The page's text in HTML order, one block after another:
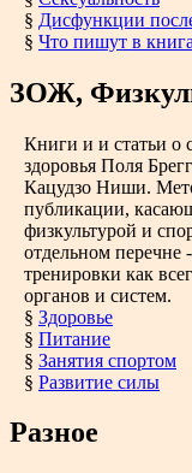
§ Дисфункции
§ Что пишут в
ЗОЖ,
Книги и и статьи о
здоровья Поля
Кацудзо Ниши.
публикации,
физкультурой и
отдельном перечне
тренировки как
органов и систем.
§ Здоровье
§ Питание
§ Занятия спортом
§ Развитие силы
Разное